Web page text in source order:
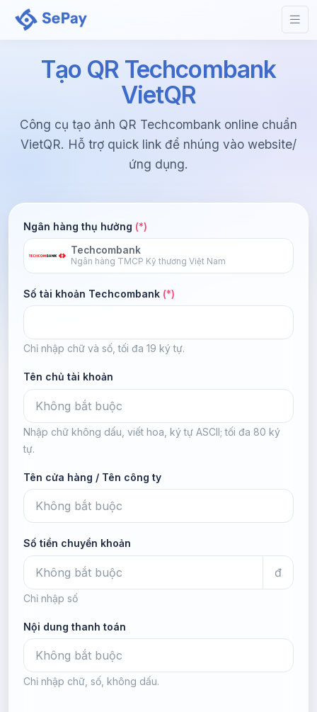
Tạo QR Techcombank
VietQR
Công cụ tạo ảnh QR Techcombank online chuẩn
VietQR. Hỗ trợ quick link để nhúng vào website/
ứng dụng.
Ngân hàng thụ hưởng (*)
Techcombank
Ngân hàng TMCP Kỹ thương Việt Nam
Số tài khoản Techcombank (*)
Chỉ nhập chữ và số, tối đa 19 ký tự.
Tên chủ tài khoản
Nhập chữ không dấu, viết hoa, ký tự ASCII; tối đa 80 ký
tự.
Tên cửa hàng / Tên công ty
Số tiền chuyển khoản
đ
Chỉ nhập số
Nội dung thanh toán
Chỉ nhập chữ, số, không dấu.